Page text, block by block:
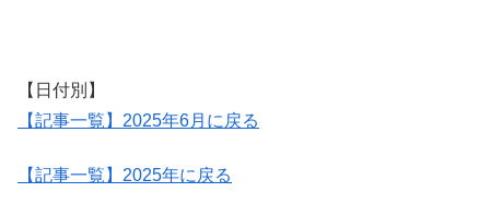
【日付別】
【記事一覧】2025年6月に戻る
【記事一覧】2025年に戻る